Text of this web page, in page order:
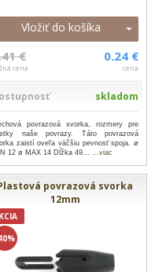
Vložiť do košíka
€
cena
0.24 €
cena
skladom
povrazová svorka, rozmery pre
naše povrazy. Táto povrazová
zaistí oveľa väčšiu pevnosť spoja. ø
12 ø MAX 14 Dĺžka 49...
...viac
povrazová svorka
12mm